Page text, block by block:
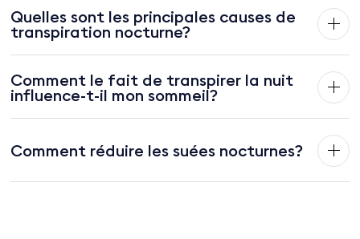
Quelles sont les principales causes de
transpiration nocturne?
Comment le fait de transpirer la nuit
influence-t-il mon sommeil?
Comment réduire les suées nocturnes?